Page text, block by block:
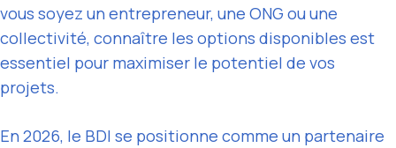
vous soyez un entrepreneur, une ONG ou une
collectivité, connaître les options disponibles est
essentiel pour maximiser le potentiel de vos
projets.
En 2026, le BDI se positionne comme un partenaire